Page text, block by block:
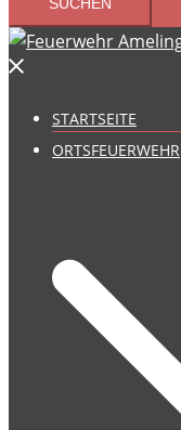
STARTSEITE
ORTSFEUERWEHR